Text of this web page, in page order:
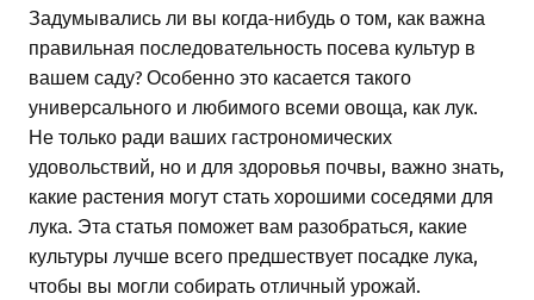
Задумывались ли вы когда-нибудь о том, как важна
правильная последовательность посева культур в
вашем саду? Особенно это касается такого
универсального и любимого всеми овоща, как лук.
Не только ради ваших гастрономических
удовольствий, но и для здоровья почвы, важно знать,
какие растения могут стать хорошими соседями для
лука. Эта статья поможет вам разобраться, какие
культуры лучше всего предшествует посадке лука,
чтобы вы могли собирать отличный урожай.